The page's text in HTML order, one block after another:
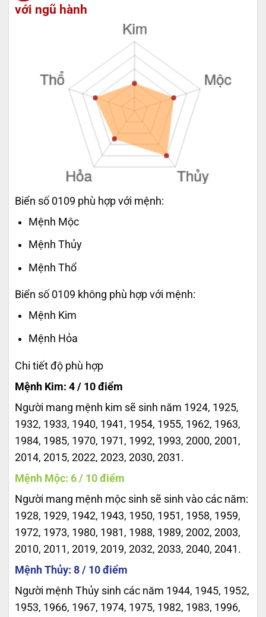
với ngũ hành
Biển số 0109 phù hợp với mệnh:
Mệnh Mộc
Mệnh Thủy
Mệnh Thổ
Biển số 0109 không phù hợp với mệnh:
Mệnh Kim
Mệnh Hỏa
Chi tiết độ phù hợp
Mệnh Kim: 4 / 10 điểm
Người mang mệnh kim sẽ sinh năm 1924, 1925,
1932, 1933, 1940, 1941, 1954, 1955, 1962, 1963,
1984, 1985, 1970, 1971, 1992, 1993, 2000, 2001,
2014, 2015, 2022, 2023, 2030, 2031.
Mệnh Mộc: 6 / 10 điểm
Người mang mệnh mộc sinh sẽ sinh vào các năm:
1928, 1929, 1942, 1943, 1950, 1951, 1958, 1959,
1972, 1973, 1980, 1981, 1988, 1989, 2002, 2003,
2010, 2011, 2019, 2019, 2032, 2033, 2040, 2041.
Mệnh Thủy: 8 / 10 điểm
Người mệnh Thủy sinh các năm 1944, 1945, 1952,
1953, 1966, 1967, 1974, 1975, 1982, 1983, 1996,